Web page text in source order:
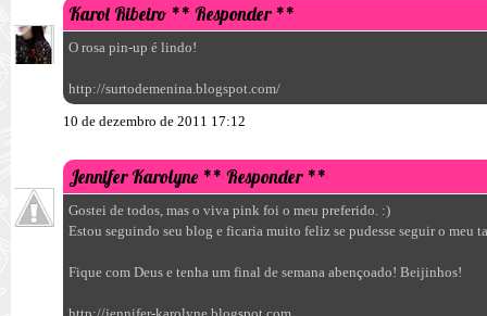
Karol Ribeiro ** Responder **
O rosa pin-up é lindo!
http://surtodemenina.blogspot.com/
10 de dezembro de 2011 17:12
Jennifer Karolyne ** Responder **
Gostei de todos, mas o viva pink foi o meu preferido. :)
Estou seguindo seu blog e ficaria muito feliz se pudesse seguir o meu
Fique com Deus e tenha um final de semana abençoado! Beijinhos!